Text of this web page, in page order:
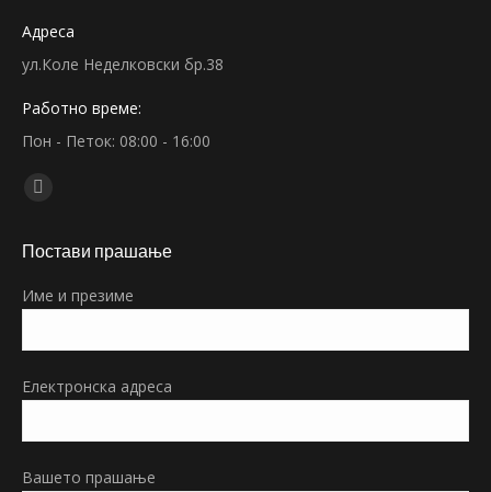
Адреса
ул.Коле Неделковски бр.38
Работно време:
Пон - Петок: 08:00 - 16:00
Find us on:
opens
new
Постави прашање
Име и презиме
Електронска адреса
Вашето прашање